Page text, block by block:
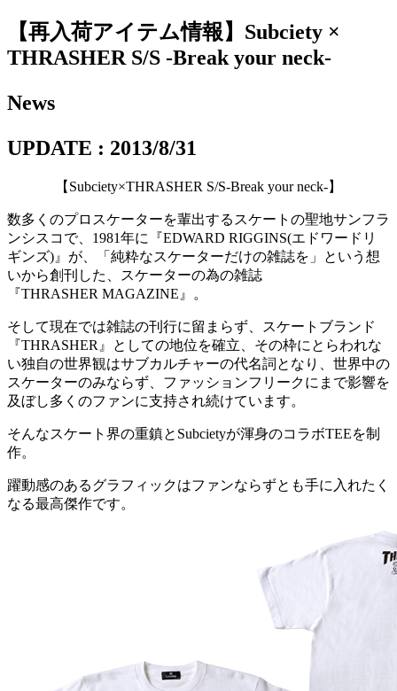
【再入荷アイテム情報】Subciety ×
THRASHER S/S -Break your neck-
News
UPDATE : 2013/8/31
【Subciety×THRASHER S/S-Break your neck-】
数多くのプロスケーターを輩出するスケートの聖地サンフラ
ンシスコで、1981年に『EDWARD RIGGINS(エドワードリ
ギンズ)』が、「純粋なスケーターだけの雑誌を」という想
いから創刊した、スケーターの為の雑誌
『THRASHER MAGAZINE』。
そして現在では雑誌の刊行に留まらず、スケートブランド
『THRASHER』としての地位を確立、その枠にとらわれな
い独自の世界観はサブカルチャーの代名詞となり、世界中の
スケーターのみならず、ファッションフリークにまで影響を
及ぼし多くのファンに支持され続けています。
そんなスケート界の重鎮とSubcietyが渾身のコラボTEEを制
作。
躍動感のあるグラフィックはファンならずとも手に入れたく
なる最高傑作です。